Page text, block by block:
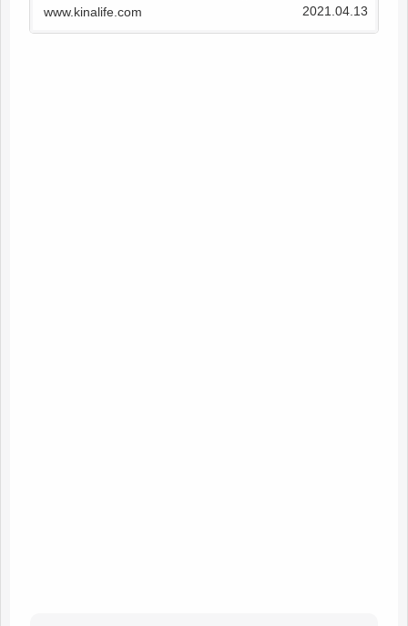
と、塩分や原材料が気になる方も多いのではな
www.kinalife.com 2021.04.13